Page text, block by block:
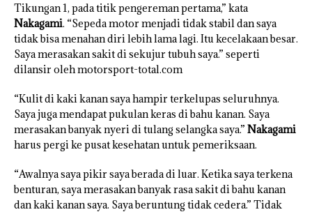
Tikungan 1, pada titik pengereman pertama,” kata
Nakagami. “Sepeda motor menjadi tidak stabil dan saya
tidak bisa menahan diri lebih lama lagi. Itu kecelakaan besar.
Saya merasakan sakit di sekujur tubuh saya.” seperti
dilansir oleh motorsport-total.com
“Kulit di kaki kanan saya hampir terkelupas seluruhnya.
Saya juga mendapat pukulan keras di bahu kanan. Saya
merasakan banyak nyeri di tulang selangka saya.” Nakagami
harus pergi ke pusat kesehatan untuk pemeriksaan.
“Awalnya saya pikir saya berada di luar. Ketika saya terkena
benturan, saya merasakan banyak rasa sakit di bahu kanan
dan kaki kanan saya. Saya beruntung tidak cedera.” Tidak